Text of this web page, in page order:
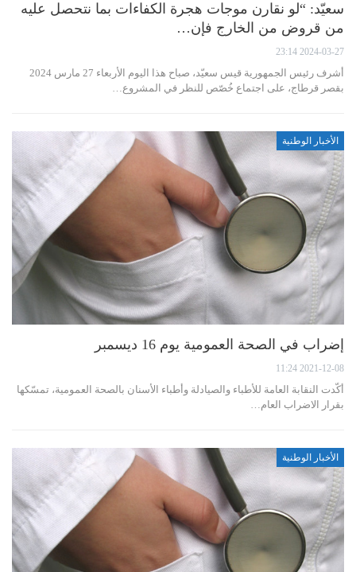
سعيّد: “لو نقارن موجات هجرة الكفاءات بما نتحصل عليه
من قروض من الخارج فإن…
2024-03-27 23:14
أشرف رئيس الجمهورية قيس سعيّد، صباح هذا اليوم الأربعاء 27 مارس 2024
بقصر قرطاج، على اجتماع خُصّص للنظر في المشروع…
الأخبار الوطنية
إضراب في الصحة العمومية يوم 16 ديسمبر
2021-12-08 11:24
أكّدت النقابة العامة للأطباء والصيادلة وأطباء الأسنان بالصحة العمومية، تمسّكها
بقرار الاضراب العام…
الأخبار الوطنية